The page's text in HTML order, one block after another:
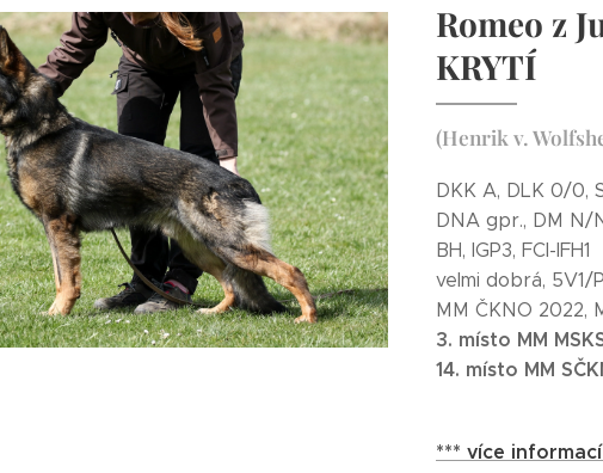
Romeo z
KRYTÍ
(Henrik v.
DKK A, DLK 0/0,
DNA gpr., DM N/
BH, IGP3, FCI-IFH1
velmi dobrá, 5V1/
MM ČKNO 2022,
3. místo MM
14. místo MM
*** více